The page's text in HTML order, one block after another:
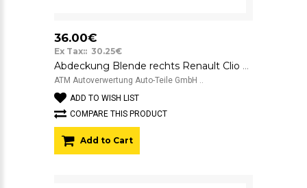
36.00€
Ex Tax:: 30.25€
Abdeckung Blende rechts Renault Clio 4 IV Beifahrerseite 261A24028R
ATM Autoverwertung Auto-Teile GmbH ..
ADD TO WISH LIST
COMPARE THIS PRODUCT
Add to Cart